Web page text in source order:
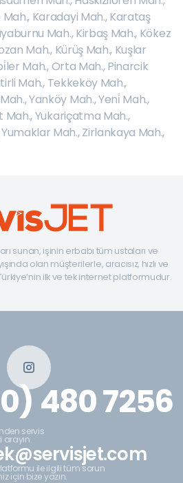
, Karadayi Mah.,Karataş
Mah.,Kirbaş Mah., Kökez
Mah., Kürüş Mah., Kuşlar
Mah.,Orta Mah.,Pinarcik
Mah., Tekkeköy Mah.,
,Yanköy Mah.,Yeni̇ Mah.,
Mah.,Yukariçatma Mah.,
Yumaklar Mah.,Zirlankaya Mah.,
sunan, işinin erbabı tüm ustaları ve
olan müşterilerle, aracısız, hızlı ve
ilk ve tek internet platformudur.
480 7256
servis
arayın.
ile ilgili tüm sorun
için bize yazın.